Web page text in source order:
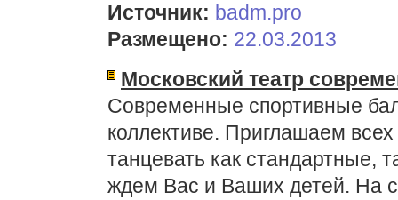
Источник: badm.pro
Размещено: 22.03.2013
Московский театр
Современные спортивные
коллективе. Приглашаем
танцевать как стандартные,
ждем Вас и Ваших детей. На